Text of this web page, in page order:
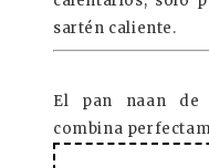
sartén caliente.
El pan naan de
combina